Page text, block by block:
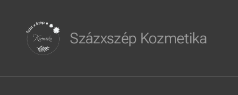
Százxszép Kozmetika